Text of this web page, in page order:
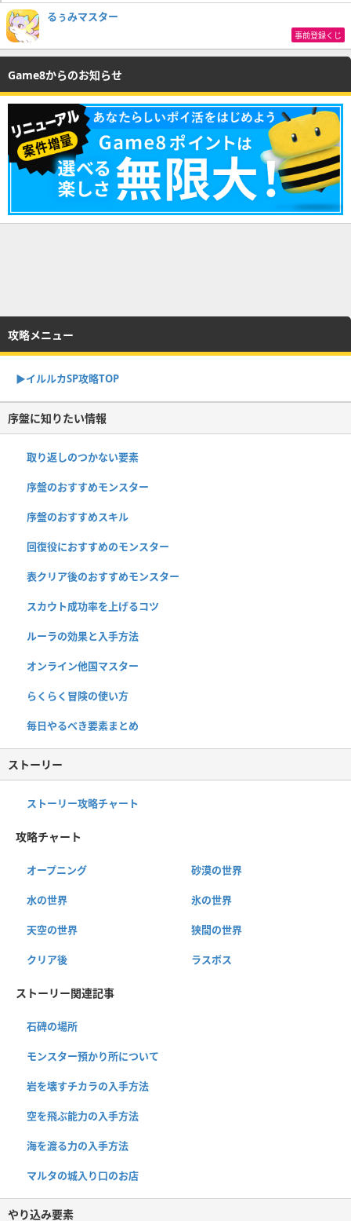
るぅみマスター
事前登録くじ
Game8からのお知らせ
攻略メニュー
▶︎イルルカSP攻略TOP
序盤に知りたい情報
取り返しのつかない要素
序盤のおすすめモンスター
序盤のおすすめスキル
回復役におすすめのモンスター
表クリア後のおすすめモンスター
スカウト成功率を上げるコツ
ルーラの効果と入手方法
オンライン他国マスター
らくらく冒険の使い方
毎日やるべき要素まとめ
ストーリー
ストーリー攻略チャート
攻略チャート
オープニング 砂漠の世界
水の世界 氷の世界
天空の世界 狭間の世界
クリア後 ラスボス
ストーリー関連記事
石碑の場所
モンスター預かり所について
岩を壊すチカラの入手方法
空を飛ぶ能力の入手方法
海を渡る力の入手方法
マルタの城入り口のお店
やり込み要素